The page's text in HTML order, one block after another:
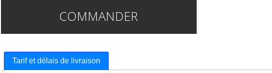
COMMANDER
Tarif et délais de livraison